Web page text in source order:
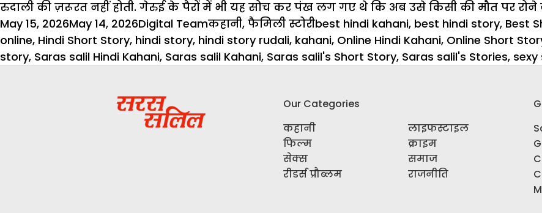
रुदाली की ज़रूरत नहीं होती. गेरुई के पैरों में भी यह सोच कर पंख लग गए थे कि अब उसे किसी की मौत पर रोने
Posted
on
May 15, 2026May 14, 2026Author
Digital TeamCategories
कहानी, फैमिली स्टोरीTags
best hindi kahani, best hindi story, Best
online, Hindi Short Story, hindi story, hindi story rudali, kahani, Online Hindi Kahani, Online Short
story, Saras salil Hindi Kahani, Saras salil Kahani, Saras salil's Short Story, Saras salil's Stories, sexy
Our Categories
कहानी
फिल्म
सेक्स
रीडर्स प्रौब्लम
लाइफस्टाइल
क्राइम
समाज
राजनीति